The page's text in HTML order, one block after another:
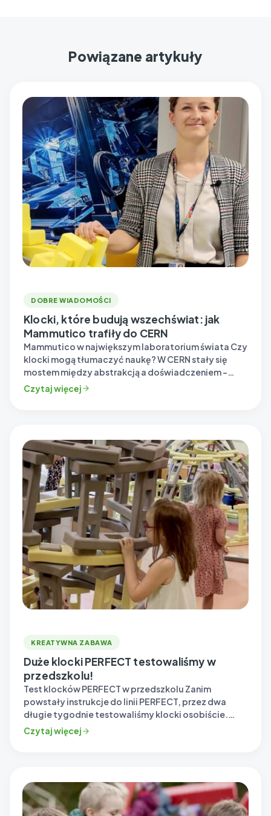
Powiązane artykuły
DOBRE WIADOMOŚCI
Klocki, które budują wszechświat: jak
Mammutico trafiły do CERN
Mammutico w największym laboratorium świata Czy
klocki mogą tłumaczyć naukę? W CERN stały się
mostem między abstrakcją a doświadczeniem –…
Czytaj więcej
KREATYWNA ZABAWA
Duże klocki PERFECT testowaliśmy w
przedszkolu!
Test klocków PERFECT w przedszkolu Zanim
powstały instrukcje do linii PERFECT, przez dwa
długie tygodnie testowaliśmy klocki osobiście.
Cały zespół…
Czytaj więcej